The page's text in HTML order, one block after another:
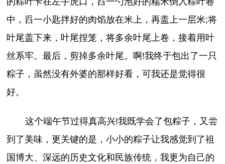
中，舀一小匙拌好的肉馅放在米上，再盖上一层米;将
叶尾盖下来，叶尾捏笼，将多余叶尾上卷，接着用叶
丝系牢。最后，剪掉多余叶尾。啊!我终于包出了一只
粽子，虽然没有外婆的那样好看，可我还是觉得很
好。
这个端午节过得真高兴!我既学会了包粽子，又尝
到了美味，更关键的是，小小的粽子让我感觉到了祖
国博大、深远的历史文化和民族传统，我更为自己的